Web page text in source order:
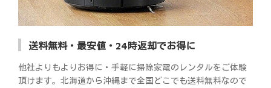
送料無料・最安値・24時返却でお得に
他社よりもよりお得に・手軽に掃除家電のレンタルをご体験
頂けます。北海道から沖縄まで全国どこでも送料無料なので